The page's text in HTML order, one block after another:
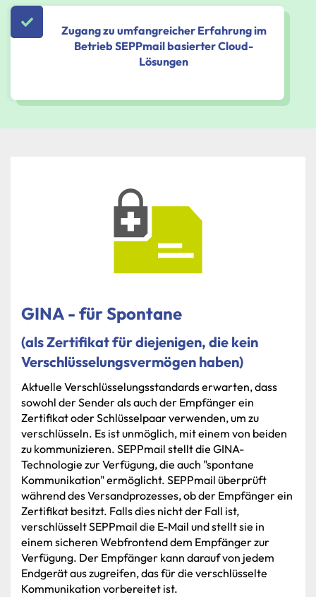
Zugang zu umfangreicher Erfahrung im
Betrieb SEPPmail basierter Cloud-
Lösungen
GINA - für Spontane
(als Zertifikat für diejenigen, die kein
Verschlüsselungsvermögen haben)
Aktuelle Verschlüsselungsstandardserwarten,dass
sowohl derSenderalsauch der Empfängerein
ZertifikatoderSchlüsselpaarverwenden,um zu
verschlüsseln. Es istunmöglich, miteinem von beiden
zu kommunizieren. SEPPmail stelltdie GINA-
Technologie zurVerfügung,die auch "spontane
Kommunikation"ermöglicht. SEPPmail überprüft
währenddesVersandprozesses,obder Empfängerein
Zertifikat besitzt. Fallsdies nichtder Fall ist,
verschlüsseltSEPPmail die E-Mail undstelltsie in
einem sicheren Webfrontenddem Empfängerzur
Verfügung. Der Empfänger kann daraufvon jedem
Endgerätauszugreifen,dasfürdie verschlüsselte
Kommunikation vorbereitet ist.